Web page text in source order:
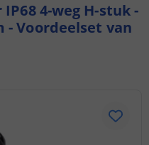
4-weg H-stuk -
- Voordeelset van